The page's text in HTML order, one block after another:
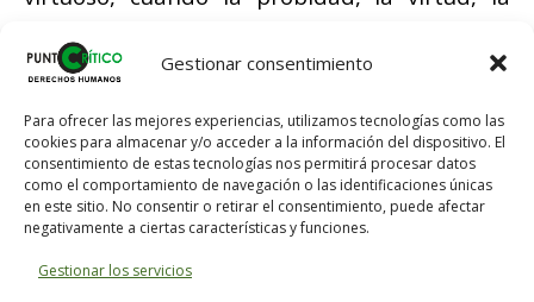
Gestionar consentimiento
Para ofrecer las mejores experiencias, utilizamos tecnologías como las
cookies para almacenar y/o acceder a la información del dispositivo. El
consentimiento de estas tecnologías nos permitirá procesar datos
como el comportamiento de navegación o las identificaciones únicas
en este sitio. No consentir o retirar el consentimiento, puede afectar
negativamente a ciertas características y funciones.
Gestionar los servicios
que dicen profesarlas.
¿Dónde encontrar alguien que escape a la
corrupción, que se conforme a no figurar?…
Sin embargo, no pretendemos asegurar que
hacemos constar que son rarísimas las